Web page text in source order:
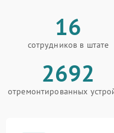
16
сотрудников в штате
2692
отремонтированных